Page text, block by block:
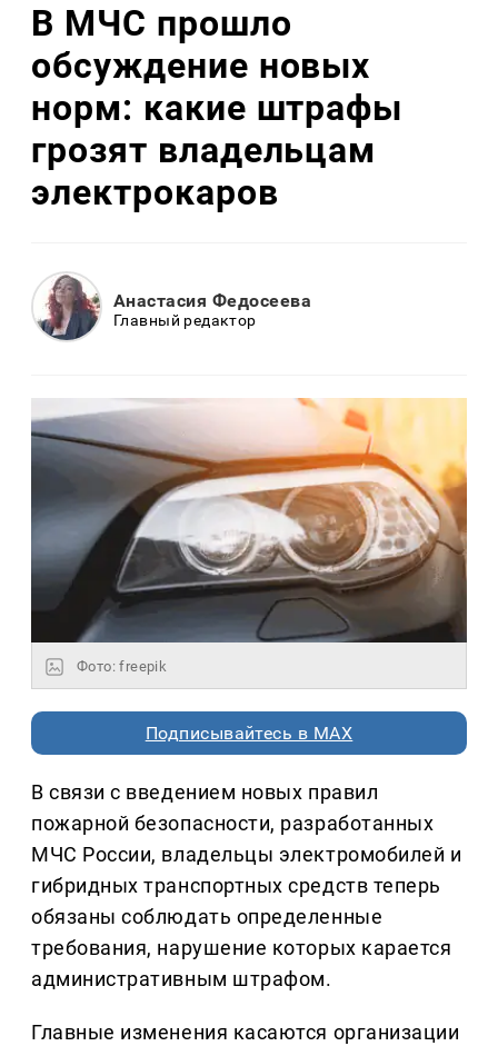
В МЧС прошло
обсуждение новых
норм: какие штрафы
грозят владельцам
электрокаров
Анастасия Федосеева
Главный редактор
Фото: freepik
Подписывайтесь в MAX
В связи с введением новых правил
пожарной безопасности, разработанных
МЧС России, владельцы электромобилей и
гибридных транспортных средств теперь
обязаны соблюдать определенные
требования, нарушение которых карается
административным штрафом.
Главные изменения касаются организации